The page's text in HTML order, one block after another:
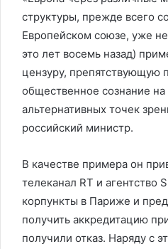
структуры, прежде всего
Европейском союзе, уже
это лет восемь назад)
цензуру, препятствующую
общественное сознание на
альтернативных точек
российский министр.
В качестве примера он
телеканал RT и агентство
корпункты в Париже и
получить аккредитацию
получили отказ. Наряду с